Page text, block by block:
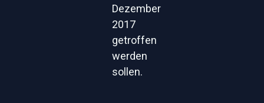
Dezember
2017
getroffen
werden
sollen.